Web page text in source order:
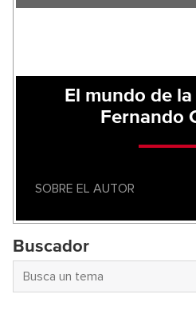
El mundo de
Fernando
SOBRE EL AUTOR
Buscador